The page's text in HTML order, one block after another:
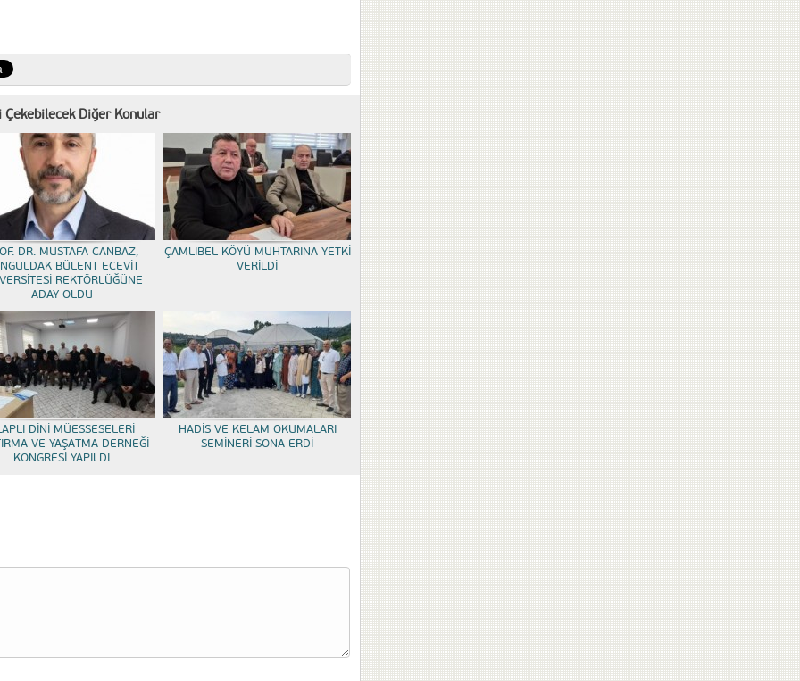
Çekebilecek Diğer Konular
DR. MUSTAFA CANBAZ,
BÜLENT ECEVİT
REKTÖRLÜĞÜNE
ADAY OLDU
ÇAMLIBEL KÖYÜ MUHTARINA YETKİ
VERİLDİ
DİNİ MÜESSESELERİ
VE YAŞATMA DERNEĞİ
KONGRESİ YAPILDI
HADİS VE KELAM OKUMALARI
SEMİNERİ SONA ERDİ